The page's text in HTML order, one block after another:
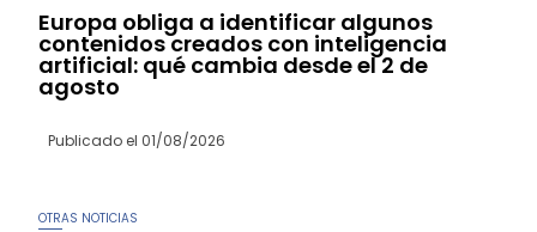
Europa obliga a identificar algunos
contenidos creados con inteligencia
artificial: qué cambia desde el 2 de
agosto
Publicado el 01/08/2026
OTRAS NOTICIAS